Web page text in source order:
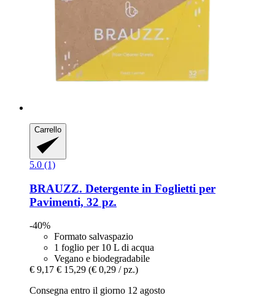
Carrello
5.0 (1)
BRAUZZ. Detergente in Foglietti per
Pavimenti, 32 pz.
-40%
Formato salvaspazio
1 foglio per 10 L di acqua
Vegano e biodegradabile
€ 9,17 € 15,29 (€ 0,29 / pz.)
Consegna entro il giorno 12 agosto